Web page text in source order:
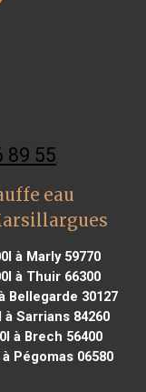
89 55
eau
à Marly 59770
à Thuir 66300
Bellegarde 30127
Sarrians 84260
à Brech 56400
Pégomas 06580